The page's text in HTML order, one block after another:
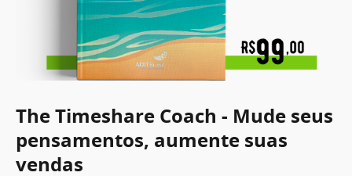
The Timeshare Coach - Mude seus
pensamentos, aumente suas
vendas